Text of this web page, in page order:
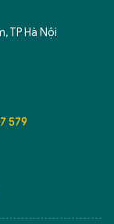
TP Hà Nội
579về
hỗ trợ!